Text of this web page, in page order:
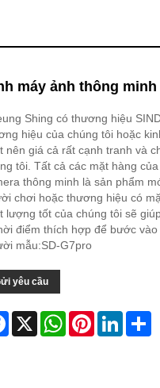
máy ảnh thông minh
Shing có thương hiệu
hiệu của chúng tôi hoặc
nên giá cả rất cạnh tranh và
tôi. Tất cả các mặt hàng
thông minh là sản phẩm
chơi hoặc thương hiệu có
lượng tốt của chúng tôi sẽ
điểm thích hợp để bước
mẫu:SD-G7pro
yêu cầu
Facebook
X WhatsAppPinterestLinkedIn